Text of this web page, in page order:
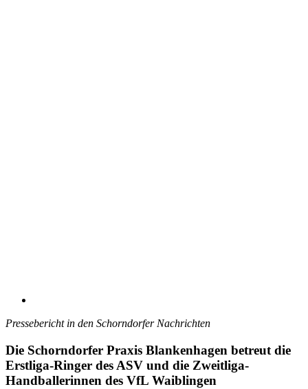
Pressebericht in den Schorndorfer Nachrichten
Die Schorndorfer Praxis Blankenhagen betreut die
Erstliga-Ringer des ASV und die Zweitliga-
Handballerinnen des VfL Waiblingen